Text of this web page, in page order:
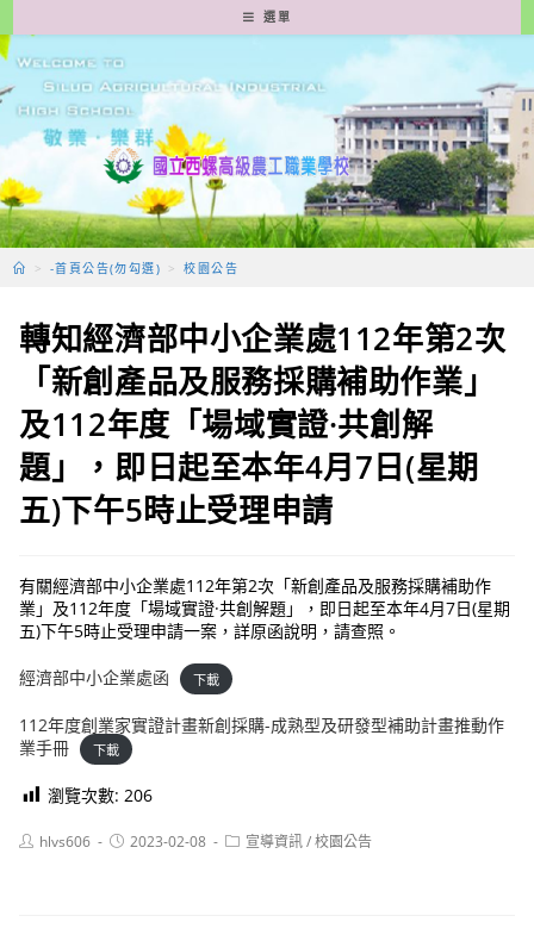
轉
至
要
容
選單
> -首頁公告(勿勾選) > 校園公告
轉知經濟部中小企業處112年第2次
「新創產品及服務採購補助作業」
及112年度「場域實證·共創解
題」，即日起至本年4月7日(星期
五)下午5時止受理申請
有關經濟部中小企業處112年第2次「新創產品及服務採購補助作
業」及112年度「場域實證·共創解題」，即日起至本年4月7日(星期
五)下午5時止受理申請一案，詳原函說明，請查照。
經濟部中小企業處函 下載
112年度創業家實證計畫新創採購-成熟型及研發型補助計畫推動作
業手冊
下載
瀏覽次數: 206
Posthlvs606
Post2023-02-08
Post宣導資訊/校園公告